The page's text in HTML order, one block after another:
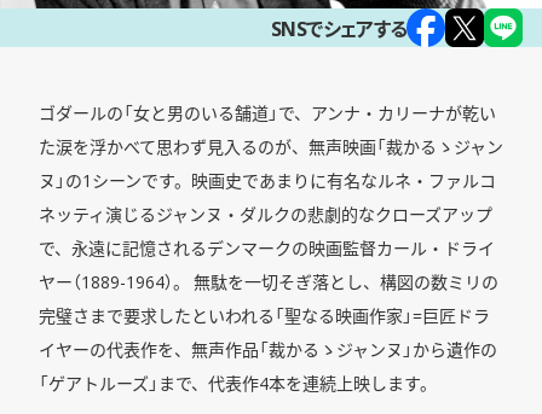
SNSでシェアする
ゴダールの「女と男のいる舗道」で、アンナ・カリーナが乾い
た涙を浮かべて思わず見入るのが、無声映画「裁かるゝジャン
ヌ」の1シーンです。映画史であまりに有名なルネ・ファルコ
ネッティ演じるジャンヌ・ダルクの悲劇的なクローズアップ
で、永遠に記憶されるデンマークの映画監督カール・ドライ
ヤー（1889-1964）。 無駄を一切そぎ落とし、構図の数ミリの
完璧さまで要求したといわれる「聖なる映画作家」=巨匠ドラ
イヤーの代表作を、無声作品「裁かるゝジャンヌ」から遺作の
「ゲアトルーズ」まで、代表作4本を連続上映します。